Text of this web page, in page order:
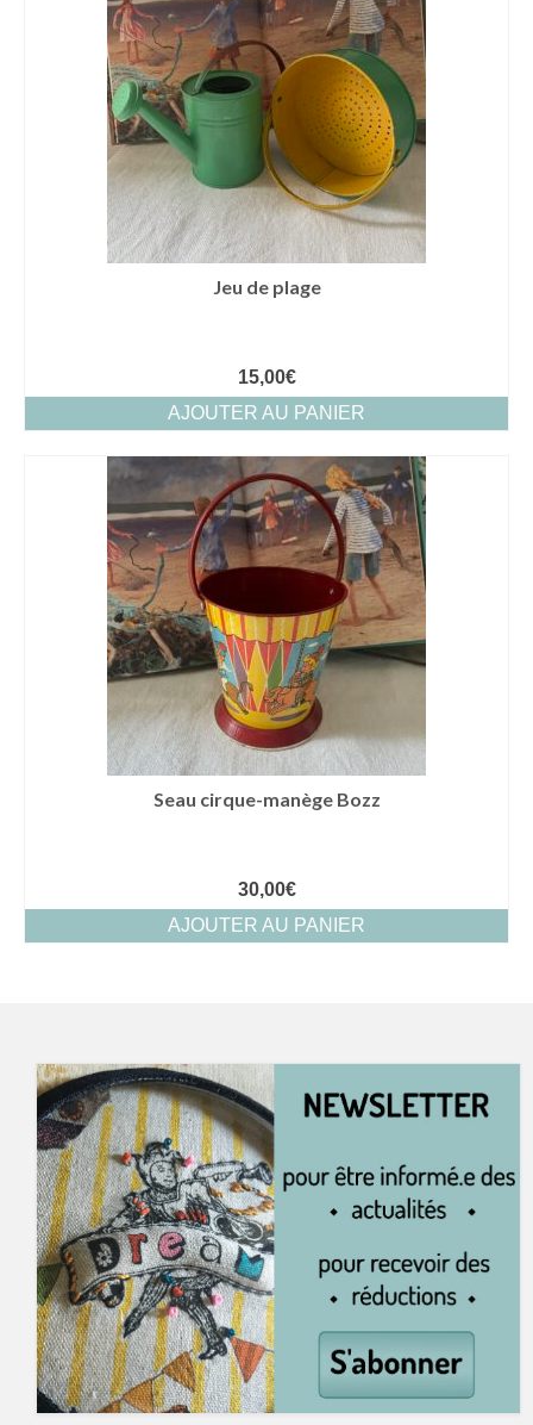
Jeu de plage
15,00€
AJOUTER AU PANIER
Seau cirque-manège Bozz
30,00€
AJOUTER AU PANIER